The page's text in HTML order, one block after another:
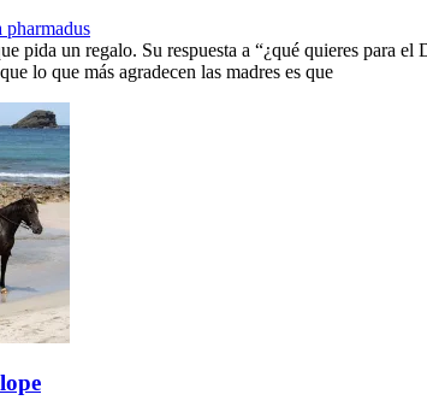
pharmadus
pida un regalo. Su respuesta a “¿qué quieres para
lo que más agradecen las madres es que